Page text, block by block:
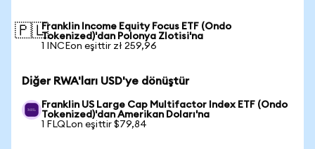
🇵🇱Franklin Income Equity Focus ETF (Ondo
Tokenized)'dan Polonya Zlotisi'na
1 INCEon eşittir zł 259,96
Diğer RWA'ları USD'ye dönüştür
Franklin US Large Cap Multifactor Index ETF (Ondo
Tokenized)'dan Amerikan Doları'na
1 FLQLon eşittir $79,84